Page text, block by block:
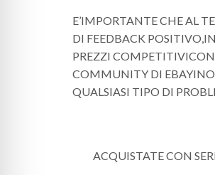
E’IMPORTANTE CHE AL
DI FEEDBACK
PREZZI
COMMUNITY DI
QUALSIASI TIPO DI
ACQUISTATE CON